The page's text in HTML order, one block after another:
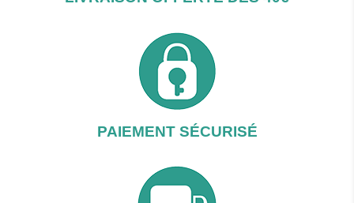
PAIEMENT SÉCURISÉ